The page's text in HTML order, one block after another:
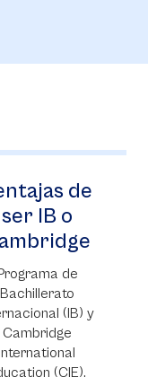
Consultorio
Jurídico y
Centro de
Conciliación
Es una
dependencia de la
Facultad de
Estudios Jurídicos,
Políticos e